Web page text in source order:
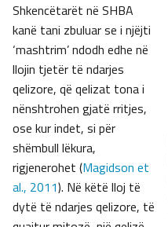
Shkencëtarët në SHBA
kanë tani zbuluar se i njëjti
‘mashtrim’ ndodh edhe në
llojin tjetër të ndarjes
qelizore, që qelizat tona i
nënshtrohen gjatë rritjes,
ose kur indet, si për
shëmbull lëkura,
rigjenerohet (Magidson et
al., 2011). Në këtë lloj të
dytë të ndarjes qelizore, të